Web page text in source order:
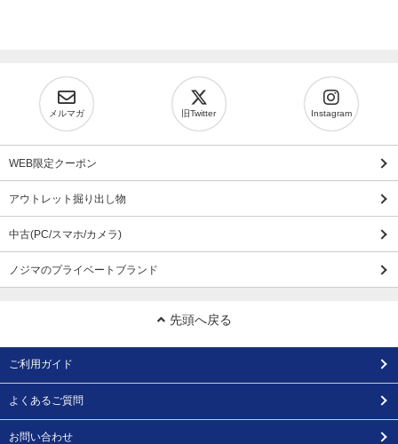
メルマガ 旧Twitter Instagram
WEB限定クーポン
アウトレット掘り出し物
中古(PC/スマホ/カメラ)
ノジマのプライベートブランド
先頭へ戻る
ご利用ガイド
よくあるご質問
お問い合わせ